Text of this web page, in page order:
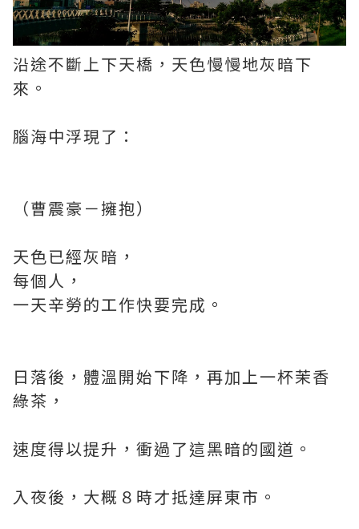
沿途不斷上下天橋，天色慢慢地灰暗下
來。
腦海中浮現了：
（曹震豪－擁抱）
天色已經灰暗，
每個人，
一天辛勞的工作快要完成。
日落後，體溫開始下降，再加上一杯茉香
綠茶，
速度得以提升，衝過了這黑暗的國道。
入夜後，大概８時才抵達屏東市。